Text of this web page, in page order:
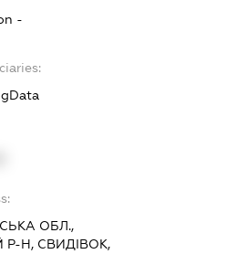
-
ОБЛ.,
Р-Н, СВИДІВОК,